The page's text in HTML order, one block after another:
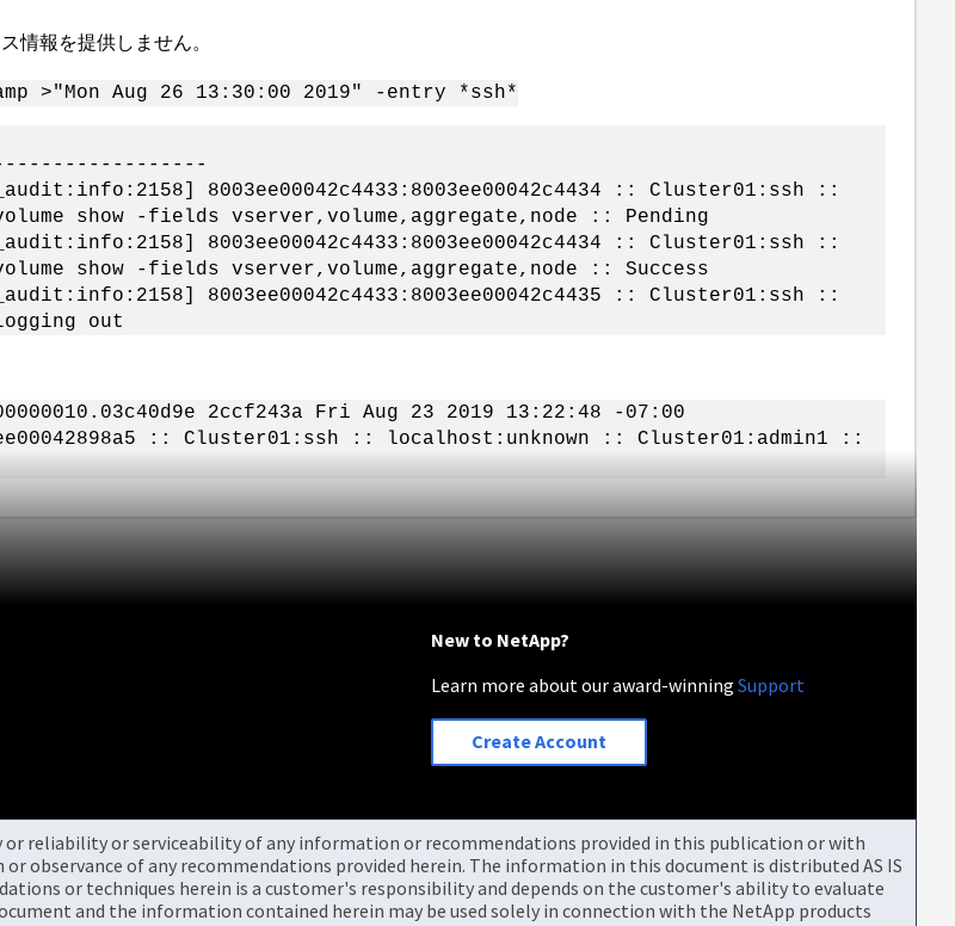
情報を提供しません。
>"Mon Aug 26 13:30:00 2019" -entry *ssh*
8003ee00042c4433:8003ee00042c4434 :: Cluster01:ssh ::
show -fields vserver,volume,aggregate,node :: Pending
8003ee00042c4433:8003ee00042c4434 :: Cluster01:ssh ::
show -fields vserver,volume,aggregate,node :: Success
8003ee00042c4433:8003ee00042c4435 :: Cluster01:ssh ::
out
2ccf243a Fri Aug 23 2019 13:22:48 -07:00
:: Cluster01:ssh :: localhost:unknown :: Cluster01:admin1 ::
New to NetApp?
Learn more about our award-winningSupport
Create Account
reliability or serviceability of any information or recommendations provided in this publication or with
observance of any recommendations provided herein. The information in this document is distributed AS IS
or techniques herein is a customer's responsibility and depends on the customer's ability to evaluate
and the information contained herein may be used solely in connection with the NetApp products